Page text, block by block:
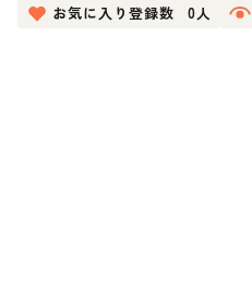
お気に入り登録数
0人